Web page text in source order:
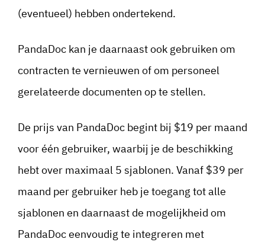
(eventueel) hebben ondertekend.
PandaDoc kan je daarnaast ook gebruiken om
contracten te vernieuwen of om personeel
gerelateerde documenten op te stellen.
De prijs van PandaDoc begint bij $19 per maand
voor één gebruiker, waarbij je de beschikking
hebt over maximaal 5 sjablonen. Vanaf $39 per
maand per gebruiker heb je toegang tot alle
sjablonen en daarnaast de mogelijkheid om
PandaDoc eenvoudig te integreren met